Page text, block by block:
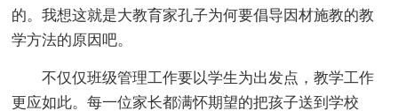
的。我想这就是大教育家孔子为何要倡导因材施教的教
学方法的原因吧。
不仅仅班级管理工作要以学生为出发点，教学工作
更应如此。每一位家长都满怀期望的把孩子送到学校